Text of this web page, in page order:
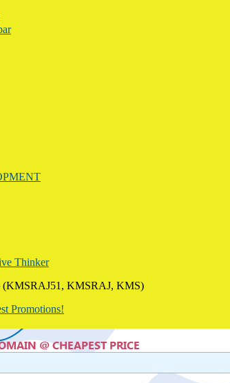
Thinker
(KMSRAJ51, KMSRAJ, KMS)
Promotions!